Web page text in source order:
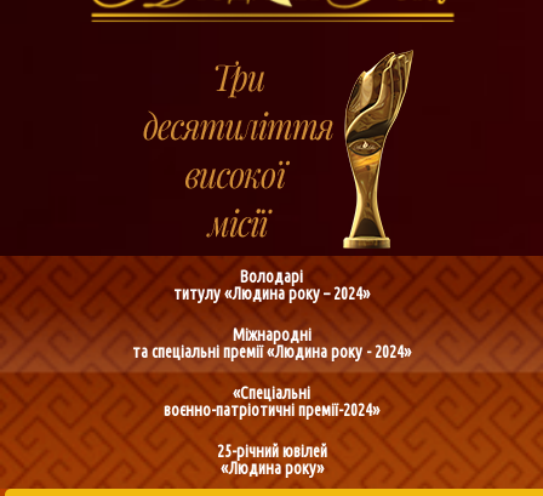
Володарі
титулу «Людина року – 2024»
Міжнародні
та спеціальні премії «Людина року - 2024»
«Спеціальні
воєнно-патріотичні премії-2024»
25-річний ювілей
«Людина року»